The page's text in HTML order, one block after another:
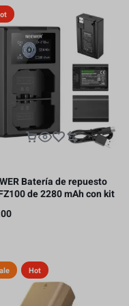
Batería de repuesto
de 2280 mAh con kit
USB de doble canal
Hot